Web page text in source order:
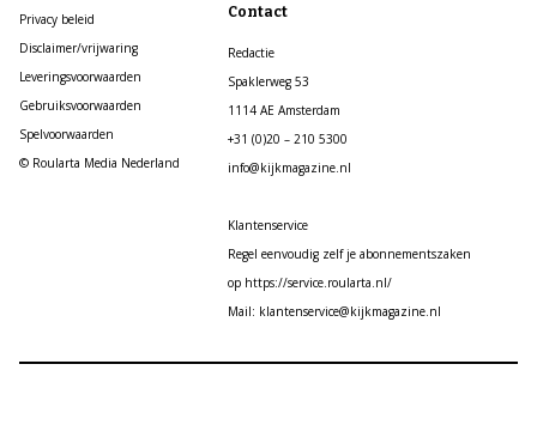
Privacy beleid
Disclaimer/vrijwaring
Leveringsvoorwaarden
Gebruiksvoorwaarden
Spelvoorwaarden
© Roularta Media Nederland
Contact
Redactie
Spaklerweg 53
1114 AE Amsterdam
+31 (0)20 – 210 5300
info@kijkmagazine.nl
Klantenservice
Regel eenvoudig zelf je abonnementszaken
op https://service.roularta.nl/
Mail: klantenservice@kijkmagazine.nl